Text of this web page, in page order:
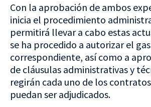
Con la aprobación de ambos
inicia el procedimiento
permitirá llevar a cabo estas
se ha procedido a autorizar el
correspondiente, así como a
de cláusulas administrativas y
regirán cada uno de los
puedan ser adjudicados.